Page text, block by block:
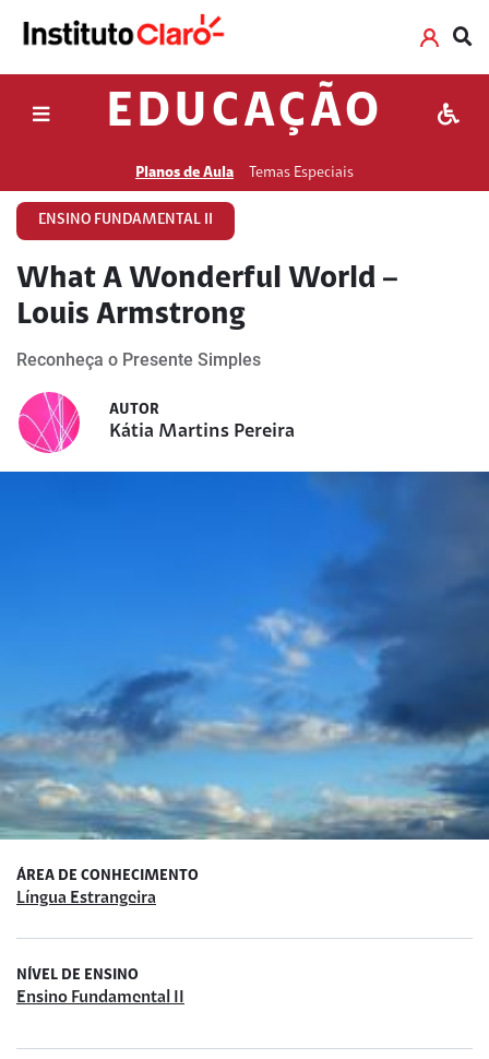
EDUCAÇÃO
Planos de Aula Temas Especiais
ENSINO FUNDAMENTAL II
What A Wonderful World –
Louis Armstrong
Reconheça o Presente Simples
AUTOR
Kátia Martins Pereira
ÁREA DE CONHECIMENTO
Língua Estrangeira
NÍVEL DE ENSINO
Ensino Fundamental II